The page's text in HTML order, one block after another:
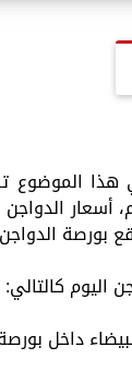
أسعار
بورصة
اليوم كالتالي:
بورصة الدواجن